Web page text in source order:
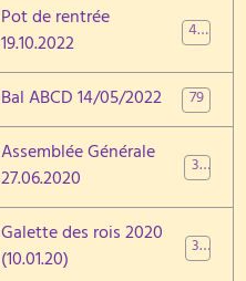
Pot de rentrée
19.10.2022
47
Bal ABCD 14/05/2022 79
Assemblée Générale
27.06.2020
39
Galette des rois 2020
(10.01.20)
37